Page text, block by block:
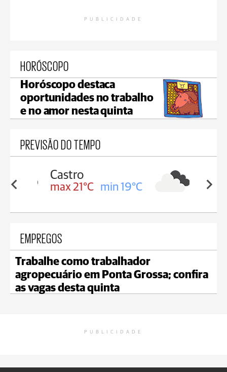
PUBLICIDADE
HORÓSCOPO
Horóscopo destaca
oportunidades no trabalho
e no amor nesta quinta
PREVISÃO DO TEMPO
19°C max 21°C min 18°C
EMPREGOS
Trabalhe como trabalhador
agropecuário em Ponta Grossa; confira
as vagas desta quinta
PUBLICIDADE